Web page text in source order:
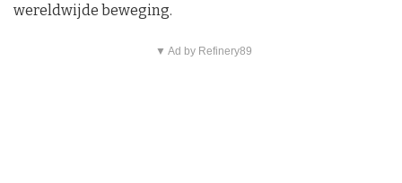
wereldwijde beweging.
▼ Ad by Refinery89